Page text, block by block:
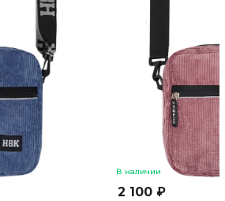
В наличии
2 100 ₽